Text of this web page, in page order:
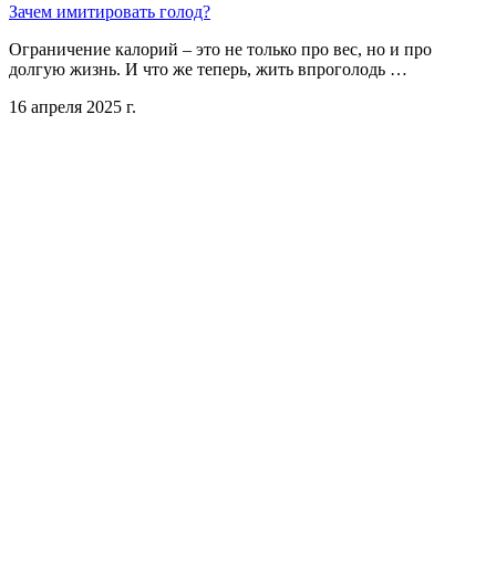
Зачем имитировать голод?
Ограничение калорий – это не только про вес, но и про
долгую жизнь. И что же теперь, жить впроголодь …
16 апреля 2025 г.